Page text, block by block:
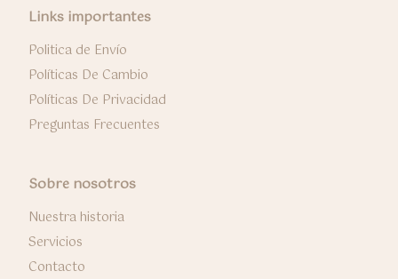
Links importantes
Politica de Envío
Políticas De Cambio
Políticas De Privacidad
Preguntas Frecuentes
Sobre nosotros
Nuestra historia
Servicios
Contacto